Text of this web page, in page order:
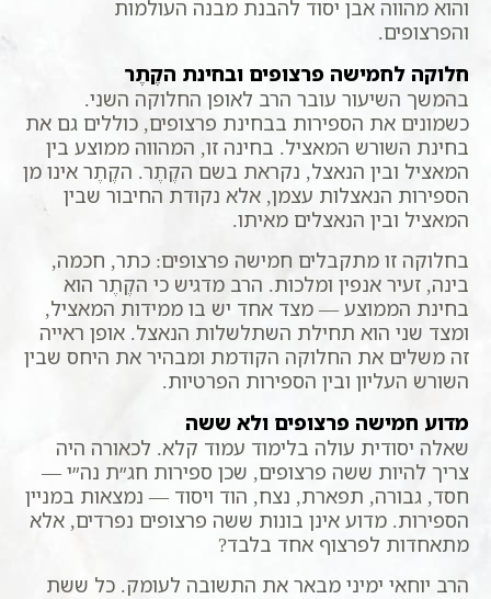
והוא מהווה אבן יסוד להבנת מבנה העולמות
והפרצופים.
חלוקה לחמישה פרצופים ובחינת הקֶתֶר
בהמשך השיעור עובר הרב לאופן החלוקה השני.
כשמונים את הספירות בבחינת פרצופים, כוללים גם את
בחינת השורש המאציל. בחינה זו, המהווה ממוצע בין
המאציל ובין הנאצל, נקראת בשם הקֶתֶר. הקֶתֶר אינו מן
הספירות הנאצלות עצמן, אלא נקודת החיבור שבין
המאציל ובין הנאצלים מאיתו.
בחלוקה זו מתקבלים חמישה פרצופים: כתר, חכמה,
בינה, זעיר אנפין ומלכות. הרב מדגיש כי הקֶתֶר הוא
בחינת הממוצע — מצד אחד יש בו ממידות המאציל,
ומצד שני הוא תחילת השתלשלות הנאצל. אופן ראייה
זה משלים את החלוקה הקודמת ומבהיר את היחס שבין
השורש העליון ובין הספירות הפרטיות.
מדוע חמישה פרצופים ולא ששה
שאלה יסודית עולה בלימוד עמוד קלא. לכאורה היה
צריך להיות ששה פרצופים, שכן ספירות חג״ת נה״י —
חסד, גבורה, תפארת, נצח, הוד ויסוד — נמצאות במניין
הספירות. מדוע אינן בונות ששה פרצופים נפרדים, אלא
מתאחדות לפרצוף אחד בלבד?
הרב יוחאי ימיני מבאר את התשובה לעומק. כל ששת